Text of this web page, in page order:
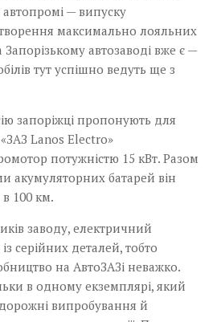
автопромі — випуску
максимально лояльних
автозаводі вже є —
тут успішно ведуть ще з
запоріжці пропонують для
Lanos Electro»
потужністю 15 кВт. Разом
акумуляторних батарей він
в 100 км.
заводу, електричний
серійних деталей, тобто
на АвтоЗАЗі неважко.
в одному екземплярі, який
випробування й